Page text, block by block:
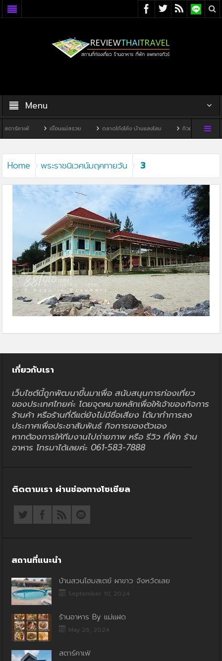
Menu
าร์คาเฟ่ เขื่อนแม่สรวย ตลาดโก้งโค้ง บ้านแสงโสม ทิวผาคาเฟ่
Home พระราชนิเวศน์มฤคทายวัน 3
เกี่ยวกับเรา
เว็บไซต์นี้ถูกพัฒนาขึ้นมาเพื่อ สนับสนุนการท่องเที่ยว
ของประเทศไทยค่ะ โดยจุดหมายหลักเพื่อให้เจ้าของกิจการ
ร้านค้า หรือร้านที่ดีแต่ยังไม่มีชื่อเสียง ได้มาทำการลง
ประกาศเพื่อประชาสัมพันธ์ กิจการของตัวเอง
หากต้องการให้ทีมงานไปถ่ายภาพ หรือ รีวิว ที่พัก ร้าน
อาหาร โทรมาได้เลยค่ะ 061-583-7888
ติดตามเรา ผ่านช่องทางโซเชียล
สถานที่แนะนำ
บ้านสวนโฮมสเตย์ ผาขาว จังหวัดเลย
September 10, 2024
ร้านอาหาร By แม่แฝด
May 26, 2024
สตาร์คาเฟ่